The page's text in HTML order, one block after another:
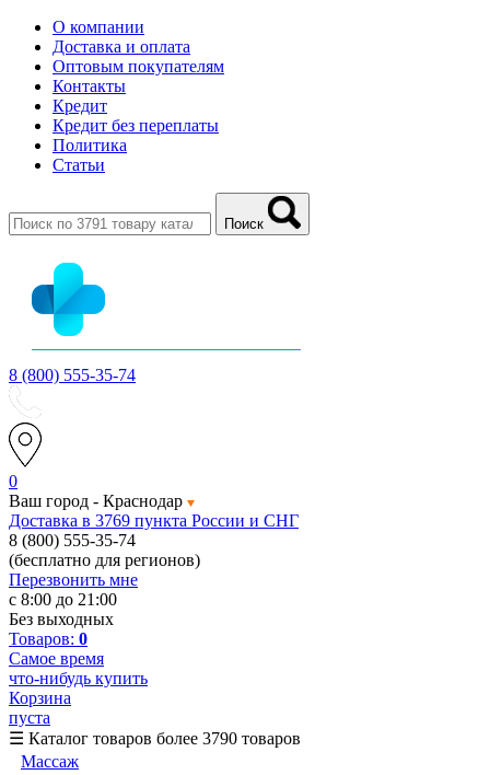
О компании
Доставка и оплата
Оптовым покупателям
Контакты
Кредит
Кредит без переплаты
Политика
Статьи
Поиск
8 (800) 555-35-74
0
Ваш город - Краснодар
Доставка в 3769 пункта России и СНГ
8 (800) 555-35-74
(бесплатно для регионов)
Перезвонить мне
с 8:00 до 21:00
Без выходных
Товаров: 0
Самое время
что-нибудь купить
Корзина
пуста
☰ Каталог товаров более 3790 товаров
Массаж